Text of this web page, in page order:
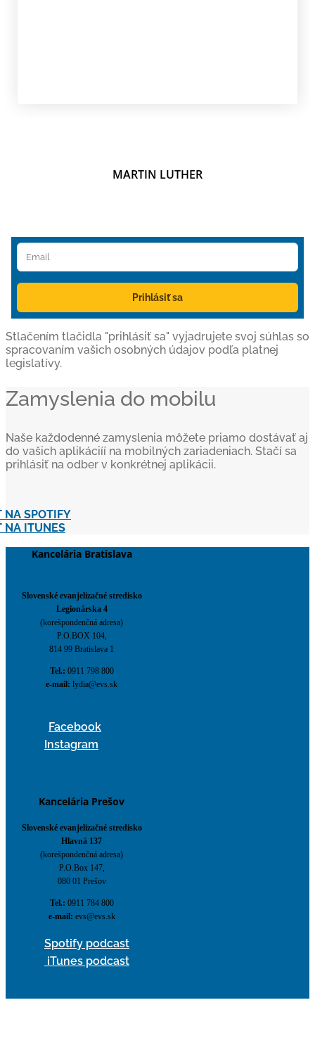
MARTIN LUTHER
Prihlásiť sa
Stlačením tlačidla "prihlásiť sa" vyjadrujete svoj súhlas so
spracovaním vašich osobných údajov podľa platnej
legislatívy.
Zamyslenia do mobilu
Naše každodenné zamyslenia môžete priamo dostávať aj
do vašich aplikáciíí na mobilných zariadeniach. Stačí sa
prihlásiť na odber v konkrétnej aplikácii.
NA SPOTIFY
NA ITUNES
Kancelária Bratislava
Slovenské evanjelizačné stredisko
Legionárska 4
(korešpondenčná adresa)
P.O.BOX 104,
814 99 Bratislava 1
Tel.: 0911 798 800
e-mail: lydia@evs.sk
Facebook
Instagram
Kancelária Prešov
Slovenské evanjelizačné stredisko
Hlavná 137
(korešpondenčná adresa)
P.O.Box 147,
080 01 Prešov
Tel.: 0911 784 800
e-mail: evs@evs.sk
Spotify podcast
iTunes podcast